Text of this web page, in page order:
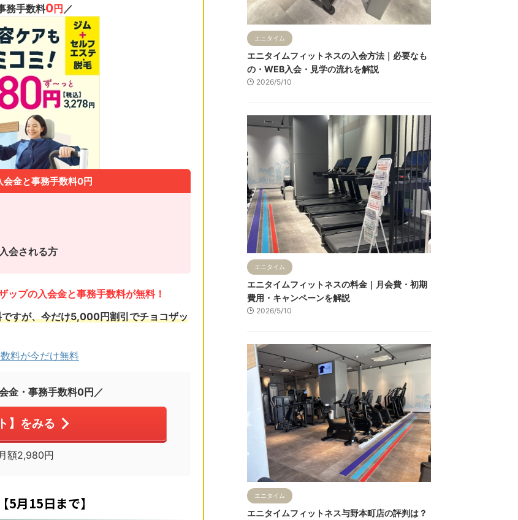
務手数料0円／
会金と事務手数料0円
会される方
プの入会金と事務手数料が無料！
すが、今だけ5,000円割引でチョコザッ
料が今だけ無料
金・事務手数料0円／
】をみる
額2,980円
5月15日まで】
エニタイム
エニタイムフィットネスの入会方法｜必要なも
の・WEB入会・見学の流れを解説
2026/5/10
エニタイム
エニタイムフィットネスの料金｜月会費・初期
費用・キャンペーンを解説
2026/5/10
エニタイム
エニタイムフィットネス与野本町店の評判は？